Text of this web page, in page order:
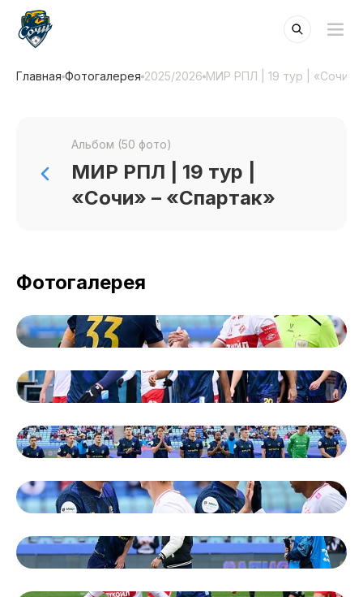
Главная Фотогалерея 2025/2026 МИР РПЛ | 19 тур | «Сочи»
Альбом (50 фото)
МИР РПЛ | 19 тур |
«Сочи» – «Спартак»
Фотогалерея